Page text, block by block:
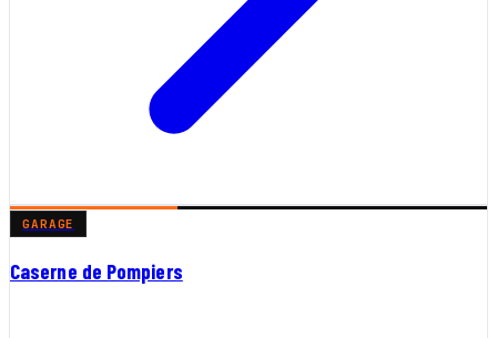
GARAGE
Caserne de Pompiers